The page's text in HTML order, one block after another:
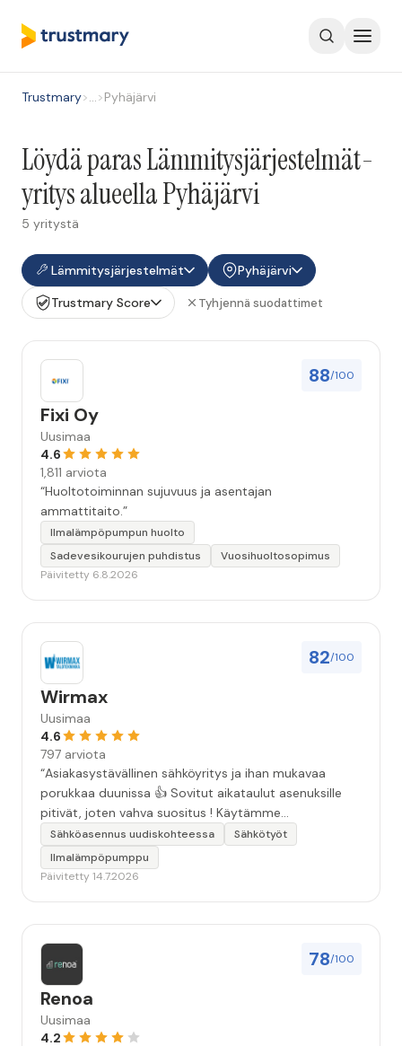
Trustmary>…>Pyhäjärvi
Löydä paras Lämmitysjärjestelmät-
yritys alueella Pyhäjärvi
5 yritystä
Lämmitysjärjestelmät
Pyhäjärvi
Trustmary Score
Tyhjennä suodattimet
88/100
Fixi Oy
Uusimaa
4.6
1,811 arviota
“Huoltotoiminnan sujuvuus ja asentajan
ammattitaito.”
Ilmalämpöpumpun huolto
Sadevesikourujen puhdistus
Vuosihuoltosopimus
Päivitetty 6.8.2026
82/100
Wirmax
Uusimaa
4.6
797 arviota
“Asiakasystävällinen sähköyritys ja ihan mukavaa
porukkaa duunissa 👍 Sovitut aikataulut asenuksille
pitivät, joten vahva suositus ! Käytämme
seuraavallakin kerralla!”
Sähköasennus uudiskohteessa
Sähkötyöt
Ilmalämpöpumppu
Päivitetty 14.7.2026
78/100
Renoa
Uusimaa
4.2